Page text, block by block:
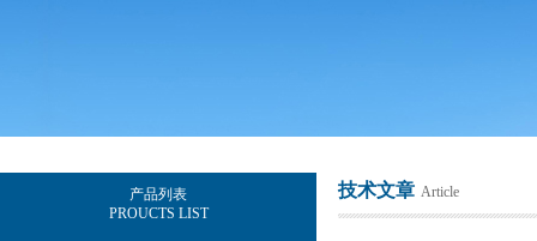
产品列表
PROUCTS LIST
技术文章 Article